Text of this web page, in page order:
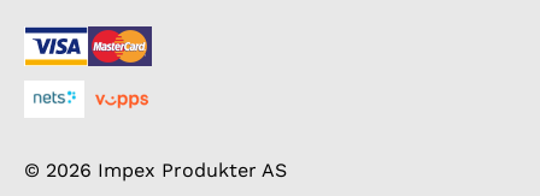
© 2026 Impex Produkter AS